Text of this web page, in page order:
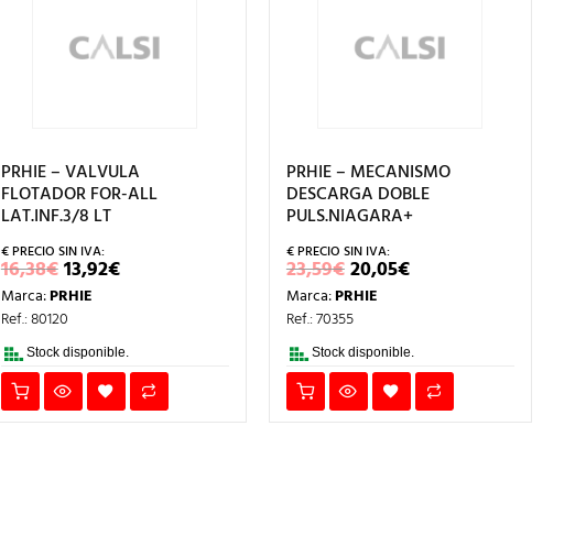
PRHIE – VALVULA
FLOTADOR FOR-ALL
LAT.INF.3/8 LT
16,38€EL
PRECIO
ORIGINAL
ERA:
16,38€.
13,92€EL
PRECIO
Marca:PRHIE
Ref.: 80120
Stock disponible.
PRHIE – MECANISMO
DESCARGA DOBLE
PULS.NIAGARA+
23,59€EL
PRECIO
ORIGINAL
ERA:
23,59€.
20,05€EL
PRECIO
Marca:PRHIE
Ref.: 70355
Stock disponible.